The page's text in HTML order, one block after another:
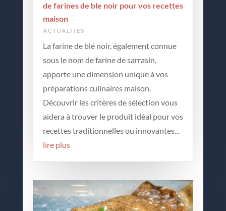
de farines de ble noir pour vos recettes
maison
ACTUALITES
La farine de blé noir, également connue
sous le nom de farine de sarrasin,
apporte une dimension unique à vos
préparations culinaires maison.
Découvrir les critères de sélection vous
aidera à trouver le produit idéal pour vos
recettes traditionnelles ou innovantes...
lire plus